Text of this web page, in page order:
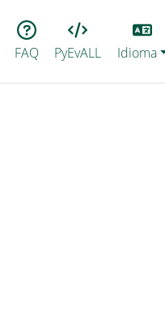
FAQ PyEvALL
Lang
Idioma